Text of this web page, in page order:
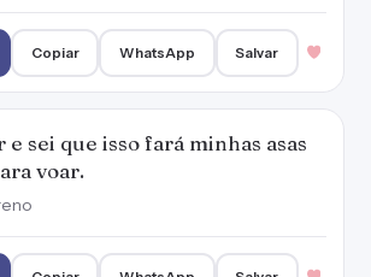
Copiar WhatsApp Salvar
e sei que isso fará minhas asas
voar.